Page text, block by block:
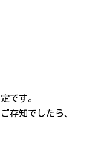
です。
存知でしたら、